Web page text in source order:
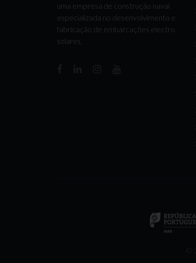
uma empresa de construção naval
especializada no desenvolvimento e
fabricação de embarcações electro
solares,